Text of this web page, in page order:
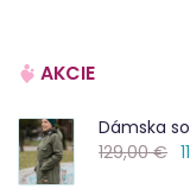
AKCIE
Dámska
129,00 €